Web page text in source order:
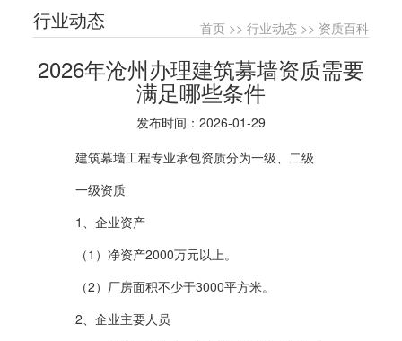
行业动态 首页>> 行业动态>> 资质百科
2026年沧州办理建筑募墙资质需要
满足哪些条件
发布时间：2026-01-29
建筑幕墙工程专业承包资质分为一级、二级
一级资质
1、企业资产
（1）净资产2000万元以上。
（2）厂房面积不少于3000平方米。
2、企业主要人员